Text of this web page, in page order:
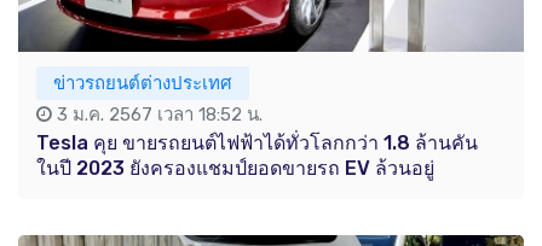
ข่าวรถยนต์ต่างประเทศ
3 ม.ค. 2567 เวลา 18:52 น.
Tesla คุย ขายรถยนต์ไฟฟ้าได้ทั่วโลกกว่า 1.8 ล้านคัน
ในปี 2023 ยังครองแชมป์ยอดขายรถ EV ล้วนอยู่